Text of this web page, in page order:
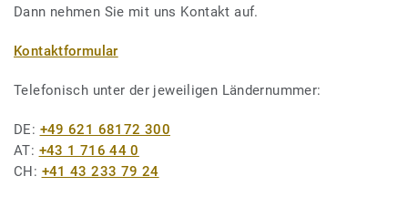
Dann nehmen Sie mit uns Kontakt auf.
Kontaktformular
Telefonisch unter der jeweiligen Ländernummer:
DE: +49 621 68172 300
AT: +43 1 716 44 0
CH: +41 43 233 79 24